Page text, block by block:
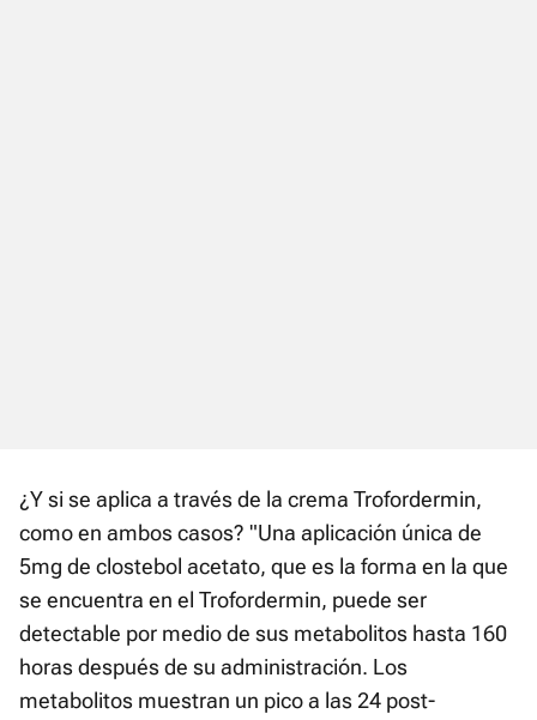
¿Y si se aplica a través de la crema Trofordermin,
como en ambos casos? "Una aplicación única de
5mg de clostebol acetato, que es la forma en la que
se encuentra en el Trofordermin, puede ser
detectable por medio de sus metabolitos hasta 160
horas después de su administración. Los
metabolitos muestran un pico a las 24 post-